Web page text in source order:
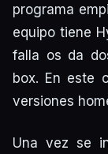
programa
equipo tiene
falla os da
box. En este
versiones
Una vez se